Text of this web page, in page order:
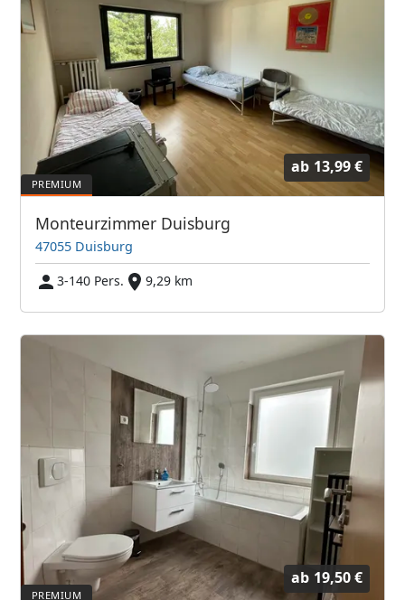
ab 13,99 €
Monteurzimmer Duisburg
47055 Duisburg
3-140 Pers.
9,29 km
ab 19,50 €